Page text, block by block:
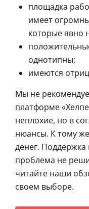
площадка
имеет
которые явно
однотипны;
имеются
Мы не
платформе
неплохие, но в
нюансы. К тому
денег. Поддержка
проблема не
читайте наши
своем выборе.